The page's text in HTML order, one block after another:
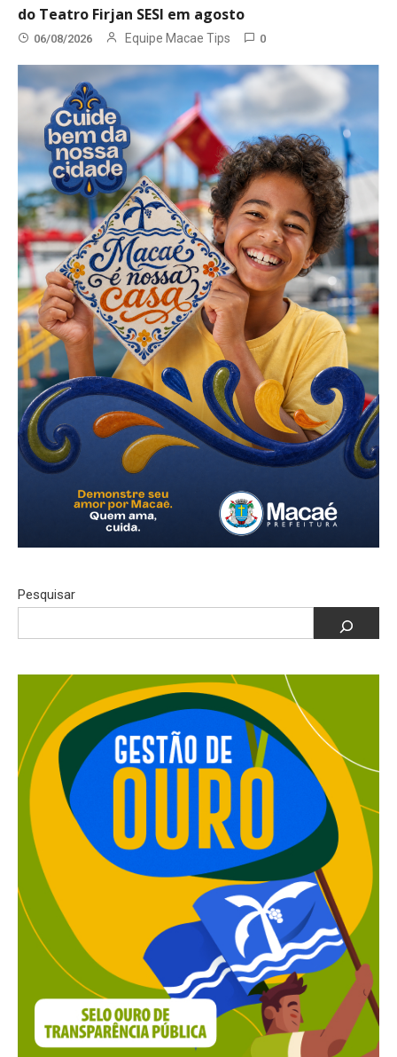
do Teatro Firjan SESI em agosto
06/08/2026 Equipe Macae Tips 0
Pesquisar